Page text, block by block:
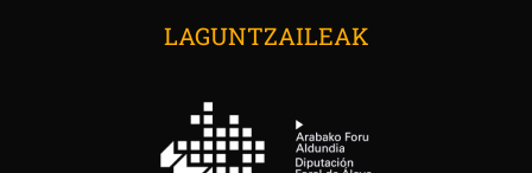
LAGUNTZAILEAK